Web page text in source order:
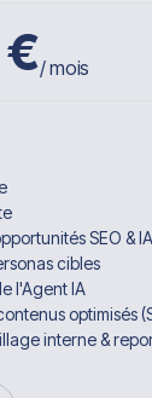
€/ mois
SEO & IA
cibles
l'Agent IA
optimisés
interne &